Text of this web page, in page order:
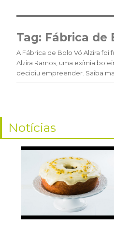
Tag: Fábrica de
A Fábrica de Bolo Vó Alzira foi
Alzira Ramos, uma exímia
decidiu empreender. Saiba
Notícias